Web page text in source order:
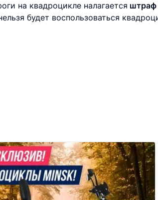
на квадроцикле налагается штраф
будет воспользоваться